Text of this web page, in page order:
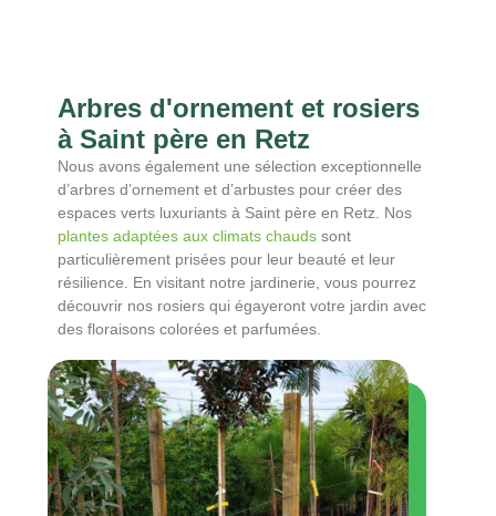
Arbres d'ornement et rosiers
à Saint père en Retz
Nous avons également une sélection exceptionnelle
d’arbres d’ornement et d’arbustes pour créer des
espaces verts luxuriants à Saint père en Retz. Nos
plantes adaptées aux climats chaudssont
particulièrement prisées pour leur beauté et leur
résilience. En visitant notre jardinerie, vous pourrez
découvrir nos rosiers qui égayeront votre jardin avec
des floraisons colorées et parfumées.